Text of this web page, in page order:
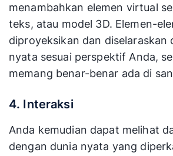
menambahkan elemen virtual
teks, atau model 3D. Elemen-
diproyeksikan dan diselaraskan
nyata sesuai perspektif Anda,
memang benar-benar ada di
4. Interaksi
Anda kemudian dapat melihat
dengan dunia nyata yang